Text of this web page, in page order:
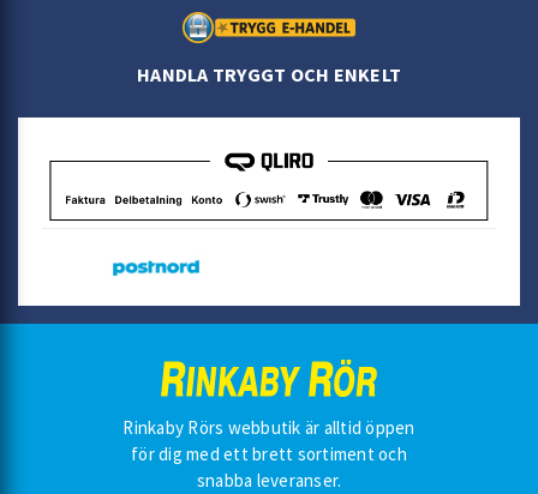
HANDLA TRYGGT OCH ENKELT
Rinkaby Rörs webbutik är alltid öppen
för dig med ett brett sortiment och
snabba leveranser.